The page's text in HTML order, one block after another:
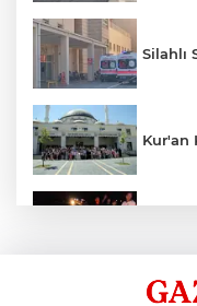
Silahlı
Kur'an